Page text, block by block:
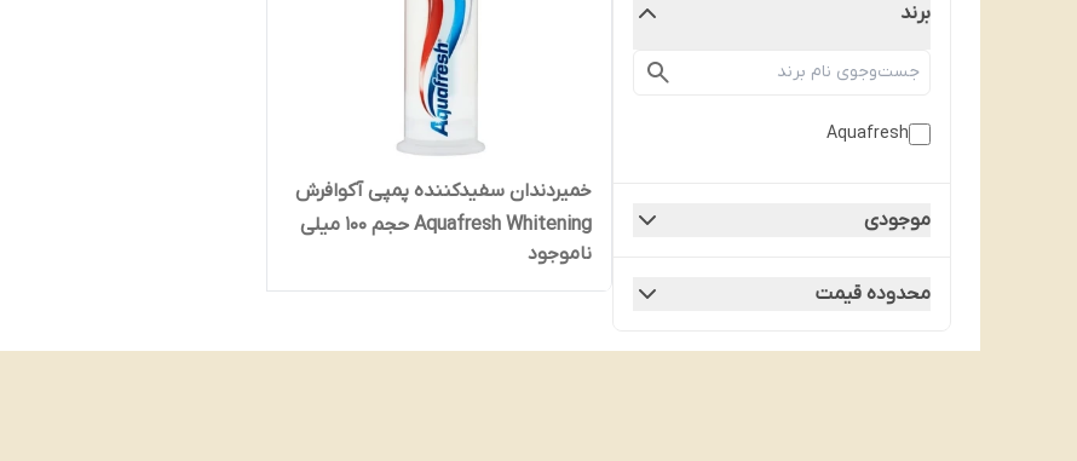
برند
Aquafresh
موجودی
محدوده قیمت
خمیردندان سفیدکننده پمپی آکوافرش
Aquafresh Whitening حجم 100 میلی
لیتر
ناموجود